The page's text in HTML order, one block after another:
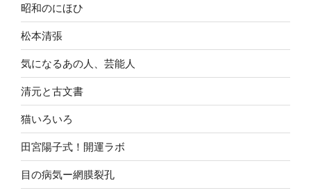
昭和のにほひ
松本清張
気になるあの人、芸能人
清元と古文書
猫いろいろ
田宮陽子式！開運ラボ
目の病気ー網膜裂孔